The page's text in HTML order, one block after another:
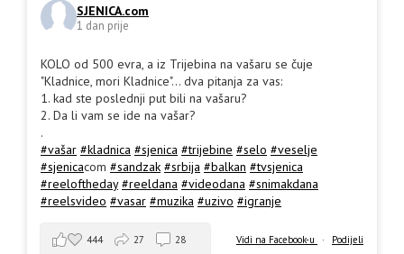
SJENICA.com
1 dan prije
KOLO od 500 evra, a iz Trijebina na vašaru se čuje
"Kladnice, mori Kladnice"... dva pitanja za vas:
1. kad ste poslednji put bili na vašaru?
2. Da li vam se ide na vašar?
.
#vašar #kladnica #sjenica #trijebine #selo #veselje
#sjenicacom #sandzak #srbija #balkan #tvsjenica
#reeloftheday #reeldana #videodana #snimakdana
#reelsvideo #vasar #muzika #uzivo #igranje
Vidi na Facebook-u · Podijeli
444 27 28